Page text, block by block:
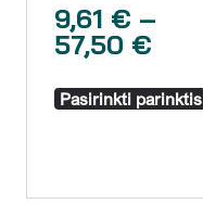
9,61 € –
57,50 €
Pasirinkti parinktis